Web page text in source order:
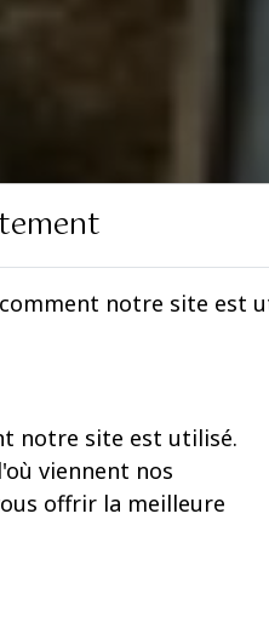
notre site est
notre site est utilisé.
viennent nos
offrir la meilleure